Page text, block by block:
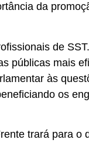
da
de
públicas mais
às
os
trará para o